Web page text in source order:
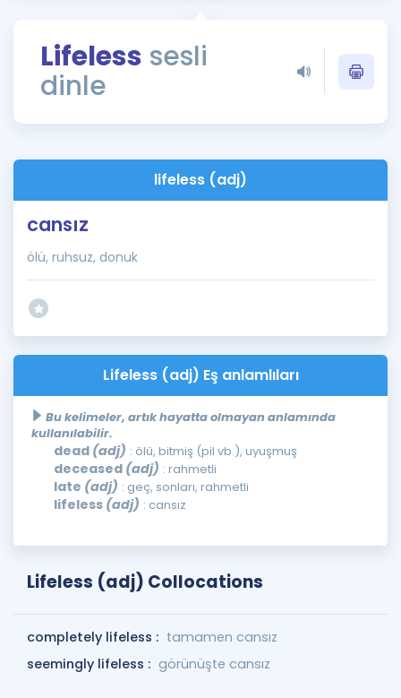
Rehberlik Aracı
ÖSYM Sınav Takvimi
İngilizce Gramer
Lifeless sesli
dinle
lifeless (adj)
cansız
ölü, ruhsuz, donuk
Lifeless (adj) Eş anlamlıları
Bu kelimeler, artık hayatta olmayan anlamında
kullanılabilir.
dead (adj) : ölü, bitmiş (pil vb.), uyuşmuş
deceased (adj) : rahmetli
late (adj) : geç, sonları, rahmetli
lifeless (adj) : cansız
Lifeless (adj) Collocations
completely lifeless : tamamen cansız
seemingly lifeless : görünüşte cansız